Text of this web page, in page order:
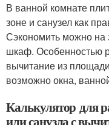
В ванной комнате
зоне и санузел как
Сэкономить можно на
шкаф. Особенностью
вычитание из
возможно окна,
Калькулятор для